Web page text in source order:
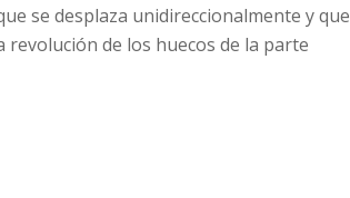
se desplaza unidireccionalmente y que
de los huecos de la parte